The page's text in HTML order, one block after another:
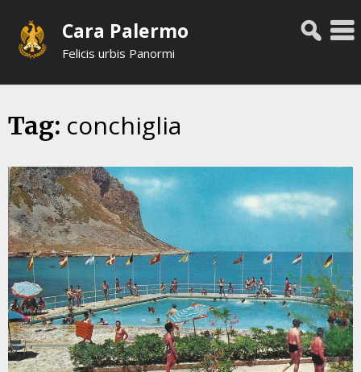
content
Cara Palermo
Felicis urbis Panormi
Tag: conchiglia